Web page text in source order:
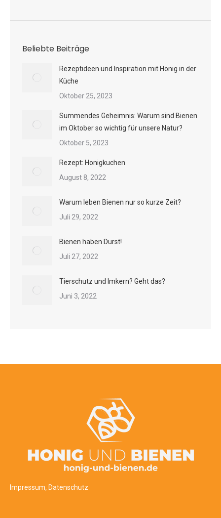
Beliebte Beiträge
Rezeptideen und Inspiration mit Honig in der
Küche
Oktober 25, 2023
Summendes Geheimnis: Warum sind Bienen
im Oktober so wichtig für unsere Natur?
Oktober 5, 2023
Rezept: Honigkuchen
August 8, 2022
Warum leben Bienen nur so kurze Zeit?
Juli 29, 2022
Bienen haben Durst!
Juli 27, 2022
Tierschutz und Imkern? Geht das?
Juni 3, 2022
Impressum, Datenschutz